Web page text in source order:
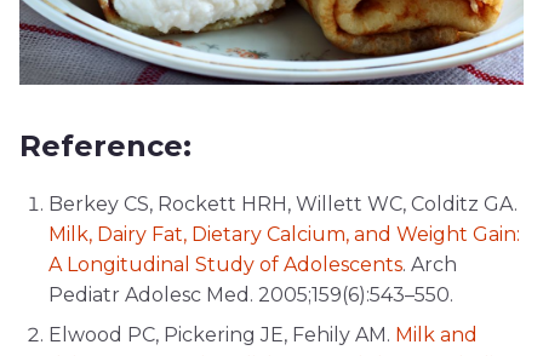
Reference:
Berkey CS, Rockett HRH, Willett WC, Colditz GA.
Milk, Dairy Fat, Dietary Calcium, and Weight Gain:
A Longitudinal Study of Adolescents. Arch
Pediatr Adolesc Med. 2005;159(6):543–550.
Elwood PC, Pickering JE, Fehily AM. Milk and